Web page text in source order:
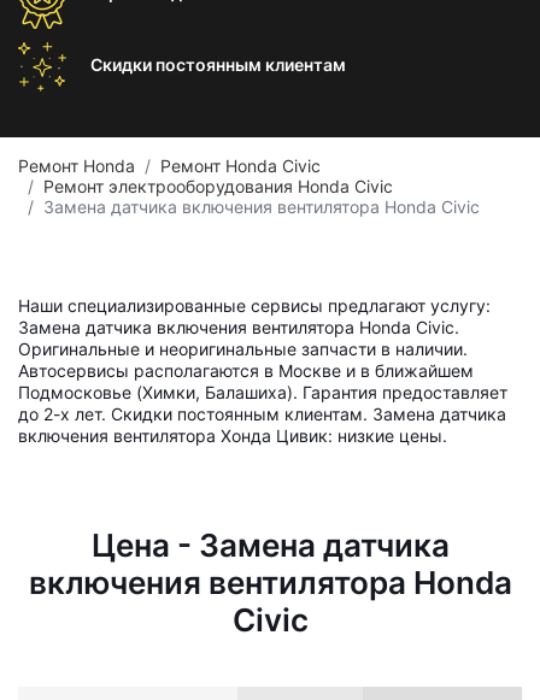
Скидки постоянным клиентам
Ремонт Honda
Ремонт Honda Civic
Ремонт электрооборудования Honda Civic
Замена датчика включения вентилятора Honda Civic
Наши специализированные сервисы предлагают услугу:
Замена датчика включения вентилятора Honda Civic.
Оригинальные и неоригинальные запчасти в наличии.
Автосервисы располагаются в Москве и в ближайшем
Подмосковье (Химки, Балашиха). Гарантия предоставляет
до 2-х лет. Скидки постоянным клиентам. Замена датчика
включения вентилятора Хонда Цивик: низкие цены.
Цена - Замена датчика
включения вентилятора Honda
Civic